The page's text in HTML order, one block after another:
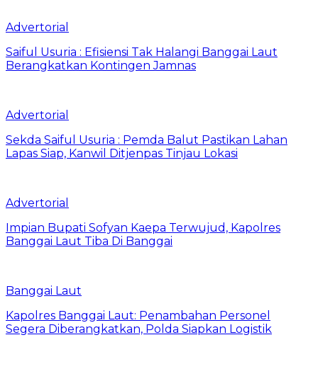
Advertorial
Saiful Usuria : Efisiensi Tak Halangi Banggai Laut
Berangkatkan Kontingen Jamnas
Advertorial
Sekda Saiful Usuria : Pemda Balut Pastikan Lahan
Lapas Siap, Kanwil Ditjenpas Tinjau Lokasi
Advertorial
Impian Bupati Sofyan Kaepa Terwujud, Kapolres
Banggai Laut Tiba Di Banggai
Banggai Laut
Kapolres Banggai Laut: Penambahan Personel
Segera Diberangkatkan, Polda Siapkan Logistik